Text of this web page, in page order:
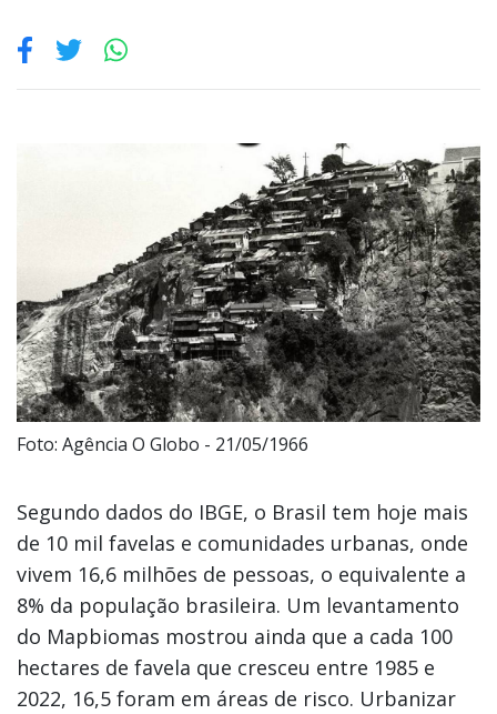
Foto: Agência O Globo - 21/05/1966
Segundo dados do IBGE, o Brasil tem hoje mais
de 10 mil favelas e comunidades urbanas, onde
vivem 16,6 milhões de pessoas, o equivalente a
8% da população brasileira. Um levantamento
do Mapbiomas mostrou ainda que a cada 100
hectares de favela que cresceu entre 1985 e
2022, 16,5 foram em áreas de risco. Urbanizar